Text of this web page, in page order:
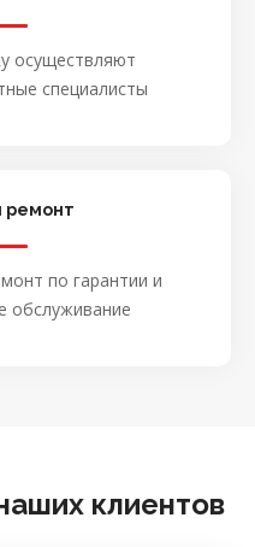
осуществляют
специалисты
ремонт
по гарантии и
обслуживание
клиентов